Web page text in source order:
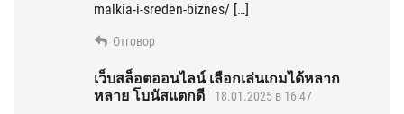
malkia-i-sreden-biznes/ […]
Отговор
เว็บสล็อตออนไลน์ เลือกเล่นเกมได้หลาก
หลาย โบนัสแตกดี
18.01.2025 в 16:47